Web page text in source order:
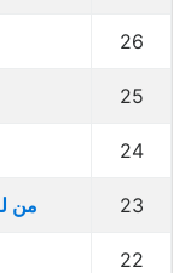
26
25
24
من 23
22